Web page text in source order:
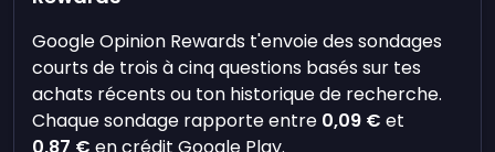
Google Opinion Rewards t'envoie des sondages
courts de trois à cinq questions basés sur tes
achats récents ou ton historique de recherche.
Chaque sondage rapporte entre 0,09 € et